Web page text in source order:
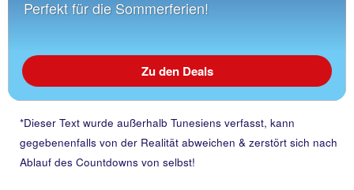
Perfekt für die Sommerferien!
Zu den Deals
*Dieser Text wurde außerhalb Tunesiens verfasst, kann
gegebenenfalls von der Realität abweichen & zerstört sich nach
Ablauf des Countdowns von selbst!